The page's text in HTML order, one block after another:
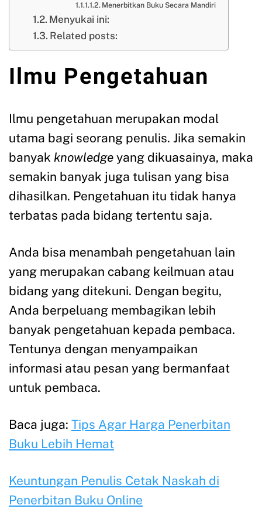
Menerbitkan Buku Secara Mandiri
Menyukai ini:
Related posts:
Ilmu Pengetahuan
Ilmu pengetahuan merupakan modal
utama bagi seorang penulis. Jika semakin
banyak knowledge yang dikuasainya, maka
semakin banyak juga tulisan yang bisa
dihasilkan. Pengetahuan itu tidak hanya
terbatas pada bidang tertentu saja.
Anda bisa menambah pengetahuan lain
yang merupakan cabang keilmuan atau
bidang yang ditekuni. Dengan begitu,
Anda berpeluang membagikan lebih
banyak pengetahuan kepada pembaca.
Tentunya dengan menyampaikan
informasi atau pesan yang bermanfaat
untuk pembaca.
Baca juga: Tips Agar Harga Penerbitan
Buku Lebih Hemat
Keuntungan Penulis Cetak Naskah di
Penerbitan Buku Online